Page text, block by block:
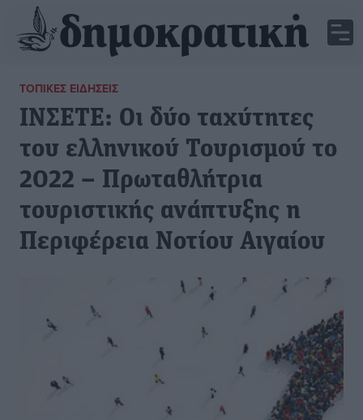
ΤΟΠΙΚΈΣ ΕΙΔΉΣΕΙΣ
IΝΣΕΤΕ: Οι δύο ταχύτητες
του ελληνικού Τουρισμού το
2022 – Πρωταθλήτρια
τουριστικής ανάπτυξης η
Περιφέρεια Νοτίου Αιγαίου